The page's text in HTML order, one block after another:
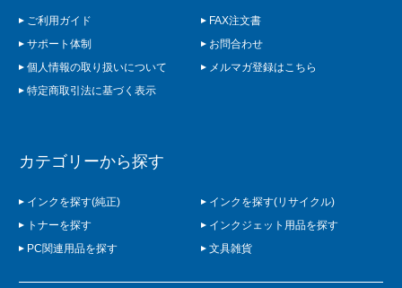
ご利用ガイド
FAX注文書
サポート体制
お問合わせ
個人情報の取り扱いについて
メルマガ登録はこちら
特定商取引法に基づく表示
カテゴリーから探す
インクを探す(純正)
インクを探す(リサイクル)
トナーを探す
インクジェット用品を探す
PC関連用品を探す
文具雑貨